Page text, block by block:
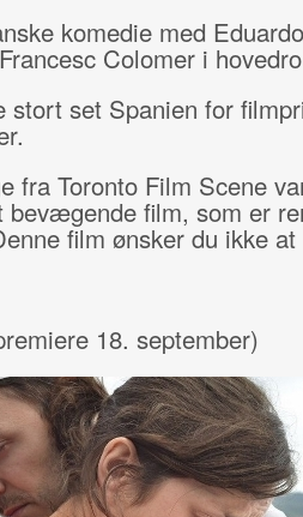
komedie med
Colomer i
stort set Spanien for
fra Toronto Film Scene
bevægende film, som er
film ønsker du ikke at
18. september)